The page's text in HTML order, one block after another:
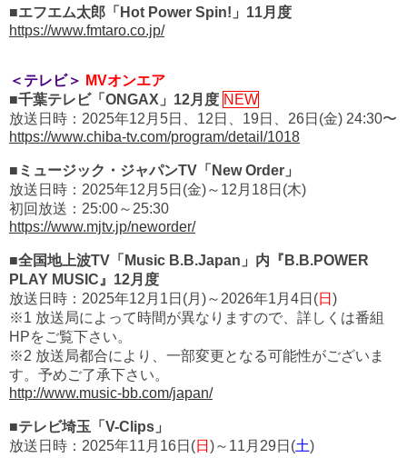
■エフエム太郎「Hot Power Spin!」11月度
https://www.fmtaro.co.jp/
＜テレビ＞ MVオンエア
■千葉テレビ「ONGAX」12月度 NEW
放送日時：2025年12月5日、12日、19日、26日(金) 24:30〜
https://www.chiba-tv.com/program/detail/1018
■ミュージック・ジャパンTV「New Order」
放送日時：2025年12月5日(金)～12月18日(木)
初回放送：25:00～25:30
https://www.mjtv.jp/neworder/
■全国地上波TV「Music B.B.Japan」内『B.B.POWER
PLAY MUSIC』12月度
放送日時：2025年12月1日(月)～2026年1月4日(日 )
※1 放送局によって時間が異なりますので、詳しくは番組
HPをご覧下さい。
※2 放送局都合により、一部変更となる可能性がございま
す。予めご了承下さい。
http://www.music-bb.com/japan/
■テレビ埼玉「V-Clips」
放送日時：2025年11月16日(日 )～11月29日(土)